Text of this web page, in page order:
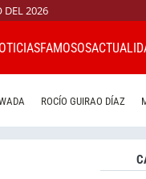
DEL 2026
FAMOSOS
ROCÍO GUIRAO DÍAZ